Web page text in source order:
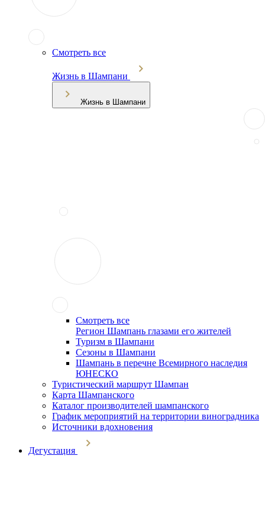
Смотреть все
Жизнь в Шампани
Жизнь в Шампани
Смотреть все
Регион Шампань глазами его жителей
Туризм в Шампани
Сезоны в Шампани
Шампань в перечне Всемирного наследия
ЮНЕСКО
Туристический маршрут Шампан
Карта Шампанского
Каталог производителей шампанского
График мероприятий на территории виноградника
Источники вдохновения
Дегустация